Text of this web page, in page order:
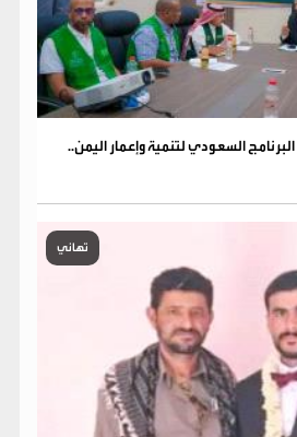
السعودي لتنمية وإعمار اليمن..
تهاني